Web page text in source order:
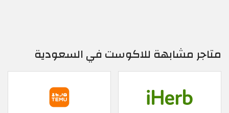
متاجر مشابهة للاكوست في السعودية